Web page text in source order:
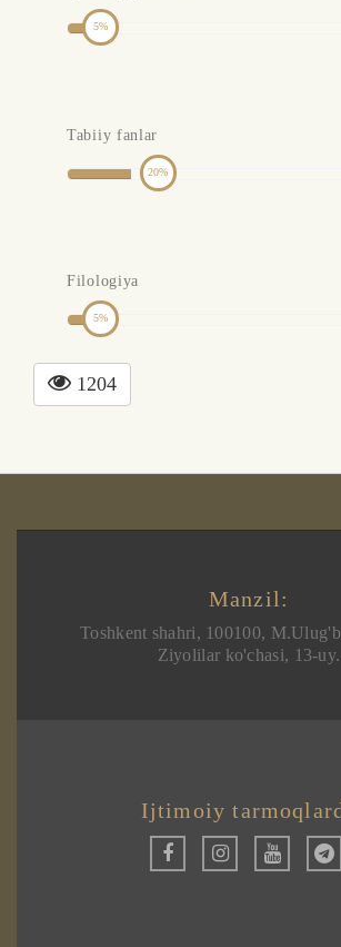
5
Tabiiy fanlar
20
Filologiya
5
1204
Manzil:
Toshkent shahri, 100100,
Ziyolilar ko'chasi, 13-uy.
Ijtimoiy